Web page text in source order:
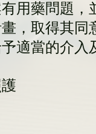
用藥問題
，取得其同
適當的介入